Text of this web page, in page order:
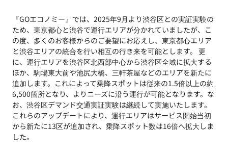
『GOエコノミー』では、2025年9月より渋谷区との実証実験の
ため、東京都心と渋谷で運行エリアが分かれていましたが、こ
の度、多くのお客様からのご要望にお応えし、東京都心エリア
と渋谷エリアの統合を行い相互の行き来を可能とします。 更
に、運行エリアを渋谷区北西部中心から渋谷区全域に拡大する
ほか、駒場東大前や池尻大橋、三軒茶屋などのエリアを新たに
追加します。これによって乗降スポットは従来の1.5倍以上の約
6,500箇所となり、よりニーズに沿う運行が可能となります。な
お、渋谷区デマンド交通実証実験は継続して実施いたします。
これらのアップデートにより、運行エリアはサービス開始当初
から新たに13区が追加され、乗降スポット数は16倍へ拡大しま
した。